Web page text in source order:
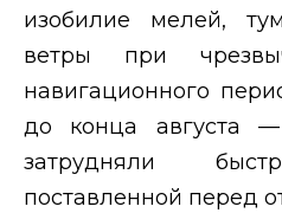
изобилие мелей,
ветры при
навигационного
до конца августа —
затрудняли
поставленной перед